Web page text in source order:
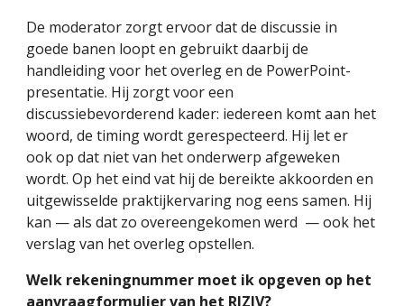
De moderator zorgt ervoor dat de discussie in
goede banen loopt en gebruikt daarbij de
handleiding voor het overleg en de PowerPoint-
presentatie. Hij zorgt voor een
discussiebevorderend kader: iedereen komt aan het
woord, de timing wordt gerespecteerd. Hij let er
ook op dat niet van het onderwerp afgeweken
wordt. Op het eind vat hij de bereikte akkoorden en
uitgewisselde praktijkervaring nog eens samen. Hij
kan — als dat zo overeengekomen werd — ook het
verslag van het overleg opstellen.
Welk rekeningnummer moet ik opgeven op het
aanvraagformulier van het RIZIV?